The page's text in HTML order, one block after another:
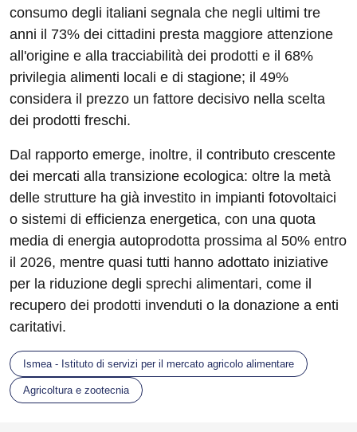
consumo degli italiani segnala che negli ultimi tre
anni il 73% dei cittadini presta maggiore attenzione
all'origine e alla tracciabilità dei prodotti e il 68%
privilegia alimenti locali e di stagione; il 49%
considera il prezzo un fattore decisivo nella scelta
dei prodotti freschi.
Dal rapporto emerge, inoltre, il contributo crescente
dei mercati alla transizione ecologica: oltre la metà
delle strutture ha già investito in impianti fotovoltaici
o sistemi di efficienza energetica, con una quota
media di energia autoprodotta prossima al 50% entro
il 2026, mentre quasi tutti hanno adottato iniziative
per la riduzione degli sprechi alimentari, come il
recupero dei prodotti invenduti o la donazione a enti
caritativi.
Ismea - Istituto di servizi per il mercato agricolo alimentare
Agricoltura e zootecnia